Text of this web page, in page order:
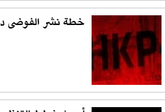
خطة نشر الفوضى